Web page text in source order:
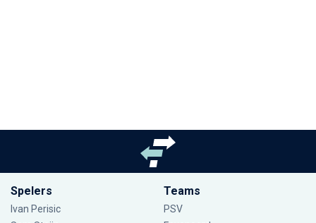
Spelers
Ivan Perisic
Teams
PSV